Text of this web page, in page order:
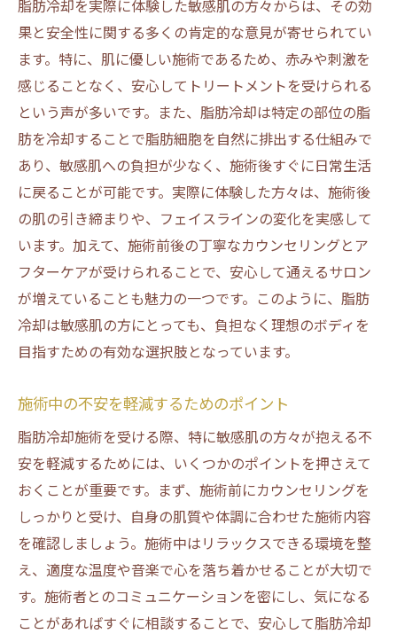
脂肪冷却を実際に体験した敏感肌の方々からは、その効
果と安全性に関する多くの肯定的な意見が寄せられてい
ます。特に、肌に優しい施術であるため、赤みや刺激を
感じることなく、安心してトリートメントを受けられる
という声が多いです。また、脂肪冷却は特定の部位の脂
肪を冷却することで脂肪細胞を自然に排出する仕組みで
あり、敏感肌への負担が少なく、施術後すぐに日常生活
に戻ることが可能です。実際に体験した方々は、施術後
の肌の引き締まりや、フェイスラインの変化を実感して
います。加えて、施術前後の丁寧なカウンセリングとア
フターケアが受けられることで、安心して通えるサロン
が増えていることも魅力の一つです。このように、脂肪
冷却は敏感肌の方にとっても、負担なく理想のボディを
目指すための有効な選択肢となっています。
施術中の不安を軽減するためのポイント
脂肪冷却施術を受ける際、特に敏感肌の方々が抱える不
安を軽減するためには、いくつかのポイントを押さえて
おくことが重要です。まず、施術前にカウンセリングを
しっかりと受け、自身の肌質や体調に合わせた施術内容
を確認しましょう。施術中はリラックスできる環境を整
え、適度な温度や音楽で心を落ち着かせることが大切で
す。施術者とのコミュニケーションを密にし、気になる
ことがあればすぐに相談することで、安心して脂肪冷却